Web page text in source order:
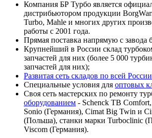
Компания БР Турбо является
дистрибьютором продукции
Turbo, Mahle и многих других
работы с 2001 года.
Прямая поставка напрямую с завода
Крупнейший в России склад
запчастей для них (более 5 000
запчастей для них);
Развитая сеть складов по всей России
Специальные условия для оптовых
Своя сеть мастерских по ремонту
оборудованием - Schenck TB
Sonio (Германия), Cimat Big Twin и
(Польша), станки марки Turboclinic
Viscom (Германия).